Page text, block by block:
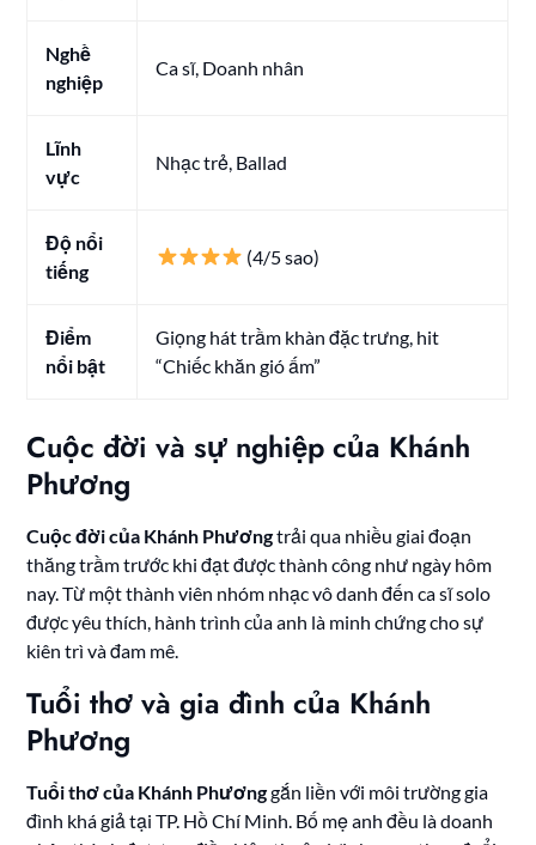
Nghề
nghiệp
Ca sĩ, Doanh nhân
Lĩnh
vực
Nhạc trẻ, Ballad
Độ nổi
tiếng
(4/5 sao)
Điểm
nổi bật
Giọng hát trầm khàn đặc trưng, hit
“Chiếc khăn gió ấm”
Cuộc đời và sự nghiệp của Khánh
Phương
Cuộc đời của Khánh Phươngtrải qua nhiều giai đoạn
thăng trầm trước khi đạt được thành công như ngày hôm
nay. Từ một thành viên nhóm nhạc vô danh đến ca sĩ solo
được yêu thích, hành trình của anh là minh chứng cho sự
kiên trì và đam mê.
Tuổi thơ và gia đình của Khánh
Phương
Tuổi thơ của Khánh Phươnggắn liền với môi trường gia
đình khá giả tại TP. Hồ Chí Minh. Bố mẹ anh đều là doanh